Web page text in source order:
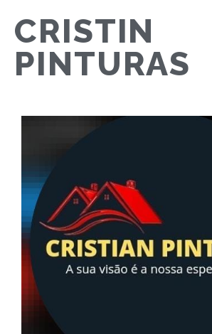
CRISTIN
PINTURAS